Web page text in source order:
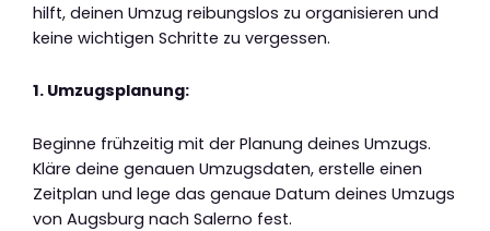
hilft, deinen Umzug reibungslos zu organisieren und
keine wichtigen Schritte zu vergessen.
1. Umzugsplanung:
Beginne frühzeitig mit der Planung deines Umzugs.
Kläre deine genauen Umzugsdaten, erstelle einen
Zeitplan und lege das genaue Datum deines Umzugs
von Augsburg nach Salerno fest.